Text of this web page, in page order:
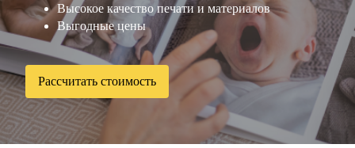
Высокое качество печати и материалов
Выгодные цены
Рассчитать стоимость